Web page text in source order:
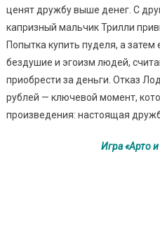
ценят дружбу выше денег. С
капризный мальчик Трилли
Попытка купить пуделя, а
бездушие и эгоизм людей,
приобрести за деньги. Отказ
рублей — ключевой момент,
произведения: настоящая
Игра «Арто и